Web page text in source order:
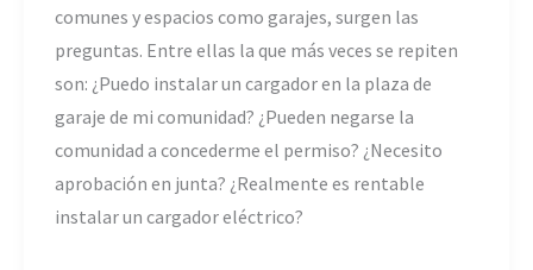
comunes y espacios como garajes, surgen las
preguntas. Entre ellas la que más veces se repiten
son: ¿Puedo instalar un cargador en la plaza de
garaje de mi comunidad? ¿Pueden negarse la
comunidad a concederme el permiso? ¿Necesito
aprobación en junta? ¿Realmente es rentable
instalar un cargador eléctrico?